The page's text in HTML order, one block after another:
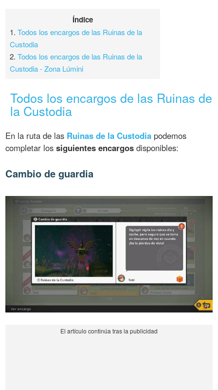
Índice
1.Todos los encargos de las Ruinas de la
Custodia
2.Todos los encargos de las Ruinas de la
Custodia - Zona Lúmini
Todos los encargos de las Ruinas de
la Custodia
En la ruta de las Ruinas de la Custodia podemos
completar lossiguientes encargos disponibles:
Cambio de guardia